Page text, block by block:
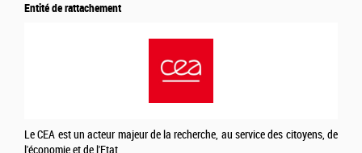
Entité de rattachement
Le CEA est un acteur majeur de la recherche, au service des citoyens, de
l'économie et de l'Etat.